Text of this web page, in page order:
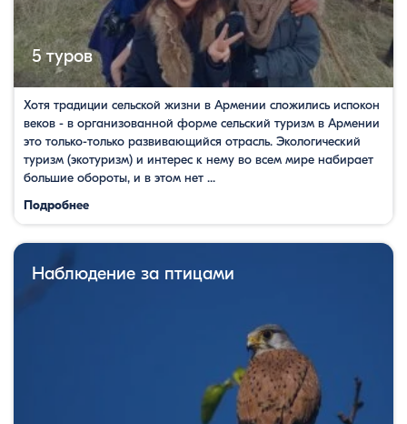
5 туров
Хотя традиции сельской жизни в Армении сложились испокон
веков - в организованной форме сельский туризм в Армении
это только-только развивающийся отрасль. Экологический
туризм (экотуризм) и интерес к нему во всем мире набирает
большие обороты, и в этом нет ...
Подробнее
Наблюдение за птицами